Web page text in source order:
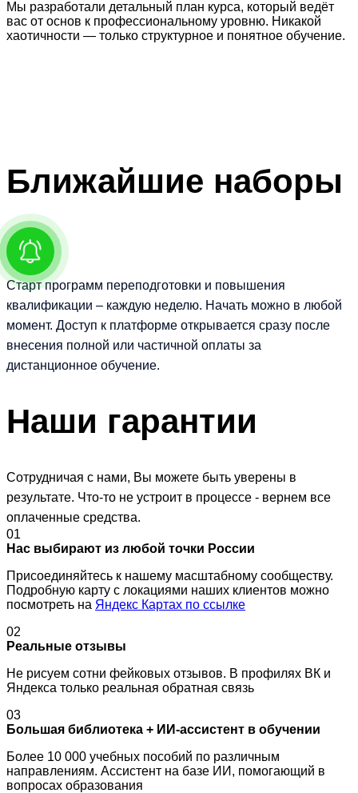
Мы разработали детальный план курса, который ведёт
вас от основ к профессиональному уровню. Никакой
хаотичности — только структурное и понятное обучение.
Ближайшие наборы
Старт программ переподготовки и повышения
квалификации – каждую неделю. Начать можно в любой
момент. Доступ к платформе открывается сразу после
внесения полной или частичной оплаты за
дистанционное обучение.
Наши гарантии
Сотрудничая с нами, Вы можете быть уверены в
результате. Что-то не устроит в процессе - вернем все
оплаченные средства.
01
Нас выбирают из любой точки России
Присоединяйтесь к нашему масштабному сообществу.
Подробную карту с локациями наших клиентов можно
посмотреть на Яндекс Картах по ссылке
02
Реальные отзывы
Не рисуем сотни фейковых отзывов. В профилях ВК и
Яндекса только реальная обратная связь
03
Большая библиотека + ИИ-ассистент в обучении
Более 10 000 учебных пособий по различным
направлениям. Ассистент на базе ИИ, помогающий в
вопросах образования